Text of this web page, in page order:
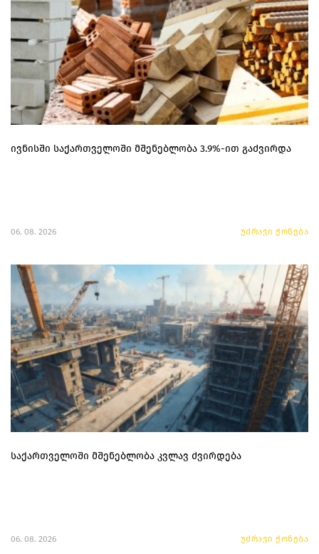
ივნისში საქართველოში მშენებლობა 3.9%-ით გაძვირდა
06. 08. 2026 უძრავი ქონება
საქართველოში მშენებლობა კვლავ ძვირდება
06. 08. 2026 უძრავი ქონება